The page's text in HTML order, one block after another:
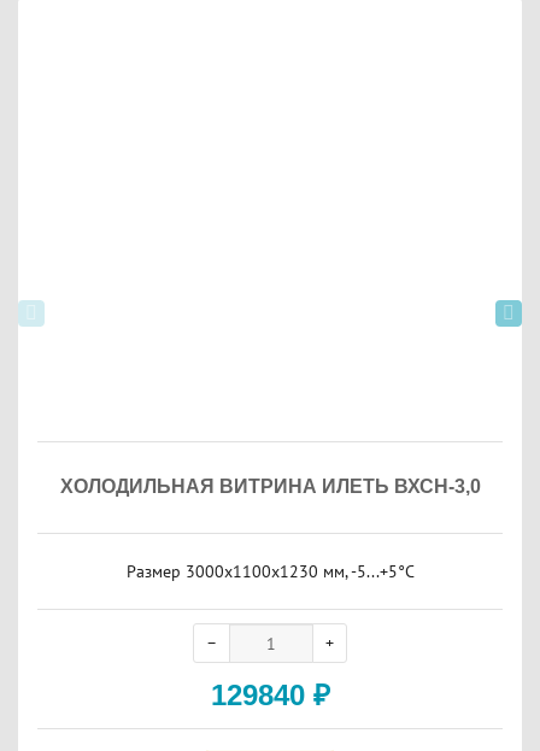
ХОЛОДИЛЬНАЯ ВИТРИНА ИЛЕТЬ ВХСН-3,0
Размер 3000х1100х1230 мм, -5...+5°С
129840 ₽